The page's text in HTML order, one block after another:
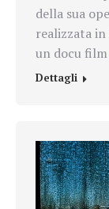
della sua
realizzata
un docu
Dettagli